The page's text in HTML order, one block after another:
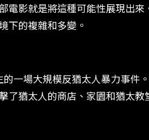
電影就是將這種可能性展現出來
下的複雜和多變。
一場大規模反猶太人暴力事件
了猶太人的商店、家園和猶太教